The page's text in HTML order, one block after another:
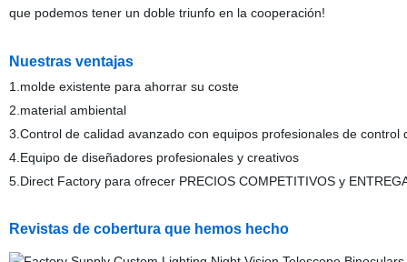
que podemos tener un doble triunfo en la cooperación!
Nuestras ventajas
1.molde existentepara ahorrar su coste
2 .material ambiental
3.Control de calidad avanzado con equipos profesionales de control
4. Equipo de diseñadores profesionales y creativos
5.Direct Factory para ofrecer PRECIOS COMPETITIVOS y
Revistas de cobertura que hemos hecho